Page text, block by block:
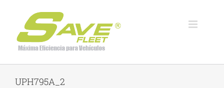
content
UPH795A_2